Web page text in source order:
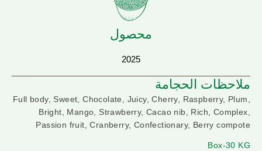
محصول
2025
ملاحظات الحجامة
Full body, Sweet, Chocolate, Juicy, Cherry, Raspberry, Plum,
Bright, Mango, Strawberry, Cacao nib, Rich, Complex,
Passion fruit, Cranberry, Confectionary, Berry compote
Box-30 KG